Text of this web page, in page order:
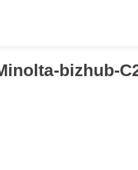
bizhub-